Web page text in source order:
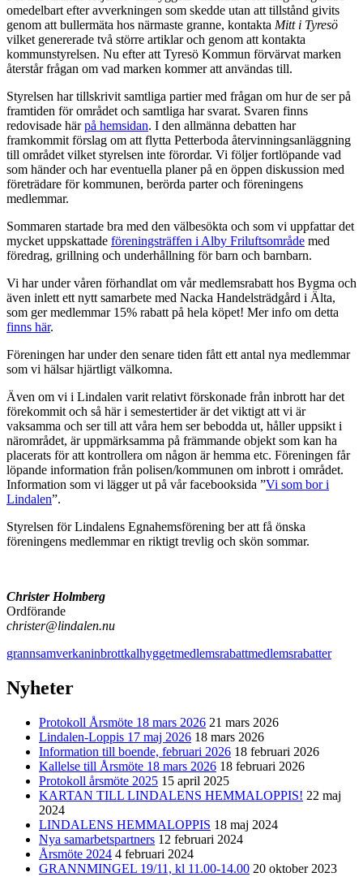
omedelbart efter avverkningen som skedde utan att tillstånd givits
genom att bullermäta hos närmaste granne, kontakta Mitt i Tyresö
vilket genererade två större artiklar och genom att kontakta
kommunstyrelsen. Nu efter att Tyresö Kommun förvärvat marken
återstår frågan om vad marken kommer att användas till.
Styrelsen har tillskrivit samtliga partier med frågan om hur de ser på
framtiden för området och samtliga har svarat. Svaren finns
redovisade härpå hemsidan. I den allmänna debatten har
framkommit förslag om att flytta Petterboda återvinningsanläggning
till området vilket styrelsen inte förordar. Vi följer fortlöpande vad
som händer och har eventuella planer på en öppen diskussion med
företrädare för kommunen, berörda parter och föreningens
medlemmar.
Sommaren startade bra med den välbesökta och som vi uppfattar det
mycket uppskattade föreningsträffen i Alby Friluftsområde med
föredrag, grillning och underhållning för barn och barnbarn.
Vi har under våren förhandlat om vår medlemsrabatt hos Bygma och
även inlett ett nytt samarbete med Nacka Handelsträdgård i Älta,
som ger medlemmar 15% rabatt på hela köpet! Mer info om detta
finns här.
Föreningen har under den senare tiden fått ett antal nya medlemmar
som vi hälsar hjärtligt välkomna.
Även om vi i Lindalen varit relativt förskonade från inbrott har det
förekommit och så här i semestertider är det viktigt att vi är
vaksamma och ser till att våra hem ser bebodda ut, håller uppsikt i
närområdet, är uppmärksamma på främmande objekt som kan ha
placerats för att kontrollera om någon är hemma etc. Föreningen får
löpande information från polisen/kommunen om inbrott i området.
Information som vi lägger ut på vår facebooksida ”Vi som bor i
Lindalen”.
Styrelsen för Lindalens Egnahemsförening ber att få önska
föreningens medlemmar en riktigt trevlig och skön sommar.
Christer Holmberg
Ordförande
christer@lindalen.nu
grannsamverkaninbrottkalhyggetmedlemsrabattmedlemsrabatter
Nyheter
Protokoll Årsmöte 18 mars 2026 21 mars 2026
Lindalen-Loppis 17 maj 2026 18 mars 2026
Information till boende, februari 2026 18 februari 2026
Kallelse till Årsmöte 18 mars 2026 18 februari 2026
Protokoll årsmöte 2025 15 april 2025
KARTAN TILL LINDALENS HEMMALOPPIS! 22 maj
2024
LINDALENS HEMMALOPPIS 18 maj 2024
Nya samarbetspartners 12 februari 2024
Årsmöte 2024 4 februari 2024
GRANNMINGEL 19/11, kl 11.00-14.00 20 oktober 2023